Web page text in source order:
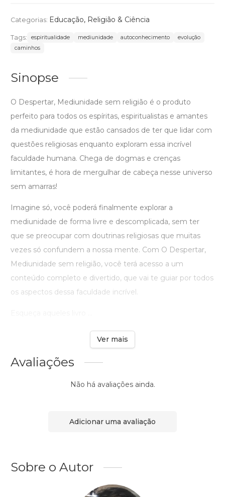
Categorias: Educação, Religião & Ciência
Tags: espiritualidade mediunidade autoconhecimento
evolução
caminhos
Sinopse
O Despertar, Mediunidade sem religião é o produto
perfeito para todos os espíritas, espiritualistas e amantes
da mediunidade que estão cansados de ter que lidar com
questões religiosas enquanto exploram essa incrível
faculdade humana. Chega de dogmas e crenças
limitantes, é hora de mergulhar de cabeça nesse universo
sem amarras!
Imagine só, você poderá finalmente explorar a
mediunidade de forma livre e descomplicada, sem ter
que se preocupar com doutrinas religiosas que muitas
vezes só confundem a nossa mente. Com O Despertar,
Mediunidade sem religião, você terá acesso a um
conteúdo completo e divertido, que vai te guiar por todos
os aspectos dessa faculdade incrível.
Ver mais
Avaliações
Não há avaliações ainda.
Adicionar uma avaliação
Sobre o Autor